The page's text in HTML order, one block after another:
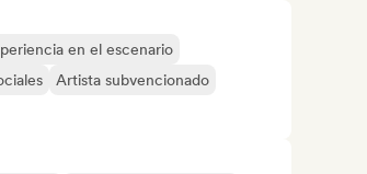
en el escenario
Artista subvencionado